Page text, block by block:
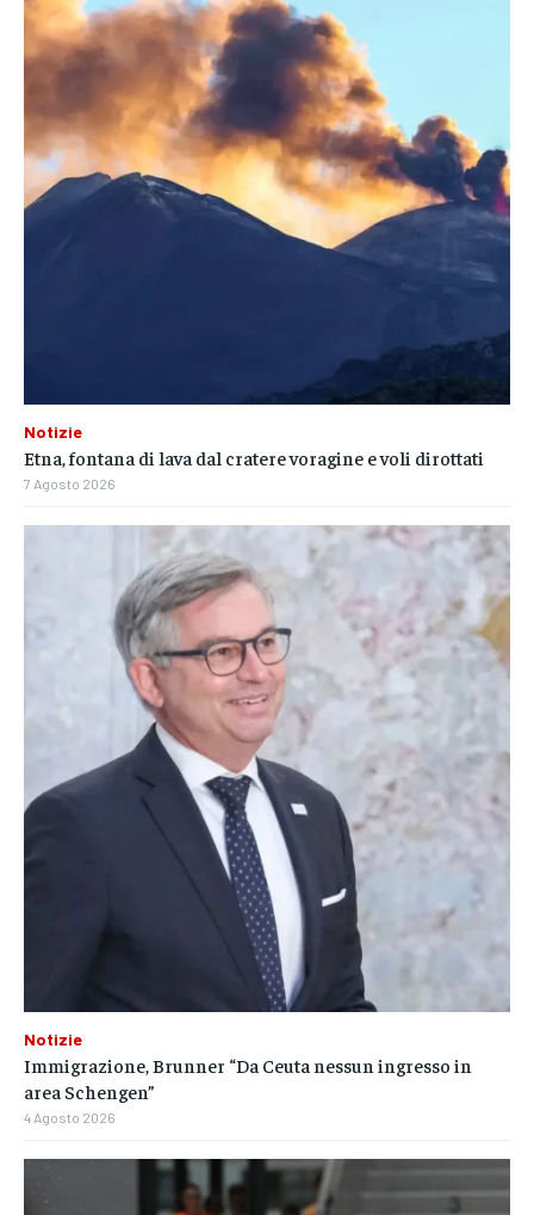
Notizie
Etna, fontana di lava dal cratere voragine e voli dirottati
7 Agosto 2026
Notizie
Immigrazione, Brunner “Da Ceuta nessun ingresso in
area Schengen”
4 Agosto 2026